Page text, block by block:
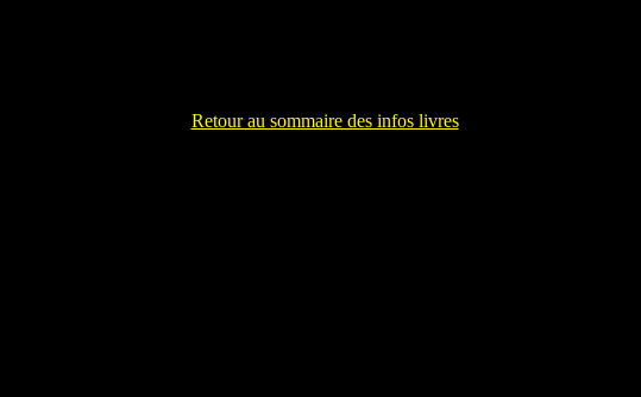
Retour au sommaire des infos livres